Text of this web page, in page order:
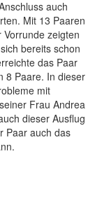
auch
Mit 13 Paaren
zeigten
bereits schon
das Paar
8 Paare. In dieser
mit
Frau Andrea
dieser Ausflug
Paar auch das